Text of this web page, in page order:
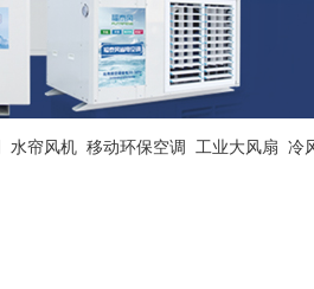
水帘风机 移动环保空调 工业大风扇 冷